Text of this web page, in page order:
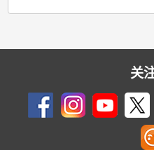
关